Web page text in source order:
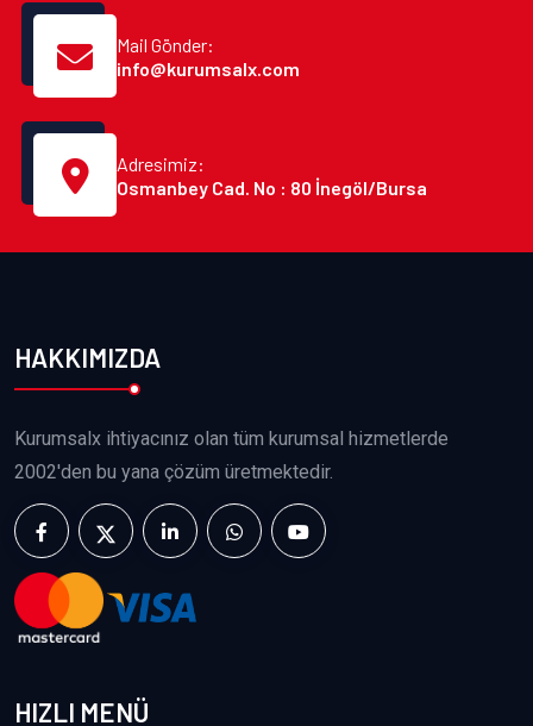
Mail Gönder:
info@kurumsalx.com
Adresimiz:
Osmanbey Cad. No : 80 İnegöl/Bursa
HAKKIMIZDA
Kurumsalx ihtiyacınız olan tüm kurumsal hizmetlerde
2002'den bu yana çözüm üretmektedir.
HIZLI MENÜ